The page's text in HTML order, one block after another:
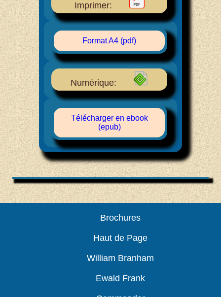
Imprimer:
Format A4 (pdf)
Numérique:
Télécharger en ebook
(epub)
Brochures
Haut de Page
William Branham
Ewald Frank